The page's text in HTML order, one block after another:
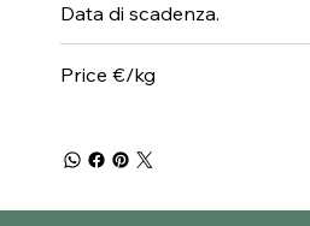
Data di scadenza.
Price €/kg